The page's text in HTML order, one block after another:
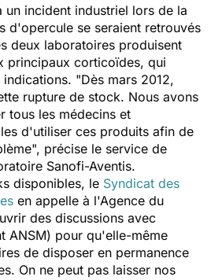
incident industriel lors de la
d'opercule se seraient retrouvés
deux laboratoires produisent
principaux corticoïdes, qui
"Dès mars 2012,
rupture de stock. Nous avons
tous les médecins et
d'utiliser ces produits afin de
précise le service de
Sanofi-Aventis.
disponibles, le Syndicat des
en appelle à l'Agence du
des discussions avec
ANSM) pour qu'elle-même
de disposer en permanence
On ne peut pas laisser nos